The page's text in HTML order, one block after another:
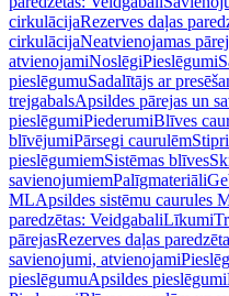
cirkulācijaRezerves daļas
cirkulācijaNeatvienojamas
atvienojamiNoslēgiPieslēgumi
pieslēgumuSadalītājs ar
trejgabalsApsildes pārejas un
pieslēgumiPiederumiBlīves
blīvējumiPārsegi caurulēm
pieslēgumiemSistēmas blīves
savienojumiemPalīgmateriāli
MLApsildes sistēmu caurules
paredzētas: VeidgabaliLīkumi
pārejasRezerves daļas
savienojumi, atvienojami
pieslēgumuApsildes pieslēgumi